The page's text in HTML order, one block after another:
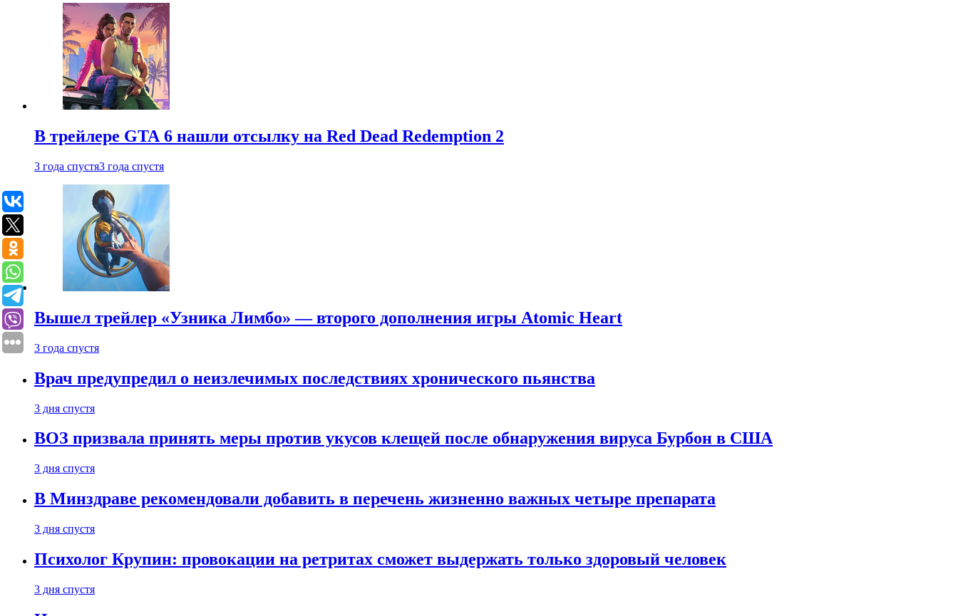
В трейлере GTA 6 нашли отсылку на Red Dead Redemption 2
3 года спустя3 года спустя
Вышел трейлер «Узника Лимбо» — второго дополнения игры Atomic Heart
3 года спустя
Врач предупредил о неизлечимых последствиях хронического пьянства
3 дня спустя
ВОЗ призвала принять меры против укусов клещей после обнаружения вируса Бурбон в США
3 дня спустя
В Минздраве рекомендовали добавить в перечень жизненно важных четыре препарата
3 дня спустя
Психолог Крупин: провокации на ретритах сможет выдержать только здоровый человек
3 дня спустя